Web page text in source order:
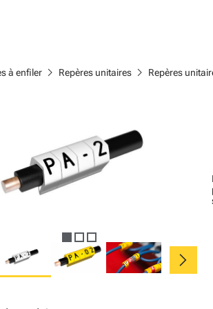
à enfiler chevron_right Repères unitaires chevron_right Repères
chevron_right